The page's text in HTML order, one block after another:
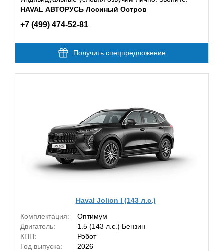
HAVAL АВТОРУСЬ Лосиный Остров
+7 (499) 474-52-81
Получить спецпредложение
Haval Jolion I (143 л.с.)
Комплектация:
Оптимум
Двигатель:
1.5 (143 л.с.) Бензин
КПП:
Робот
Год выпуска:
2026